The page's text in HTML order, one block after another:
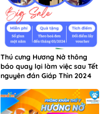
Thú cưng Hương Nở thông
báo quay lại làm việc sau Tết
nguyên đán Giáp Thìn 2024